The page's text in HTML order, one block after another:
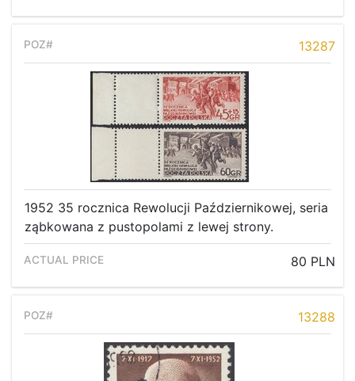
Home page
Current auction
Recent result
Archive
Regulation
Contact
13287
1952 35 rocznica Rewolucji Październikowej, seria
ząbkowana z pustopolami z lewej strony.
80 PLN
13288